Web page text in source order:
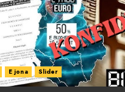
E jona Slider